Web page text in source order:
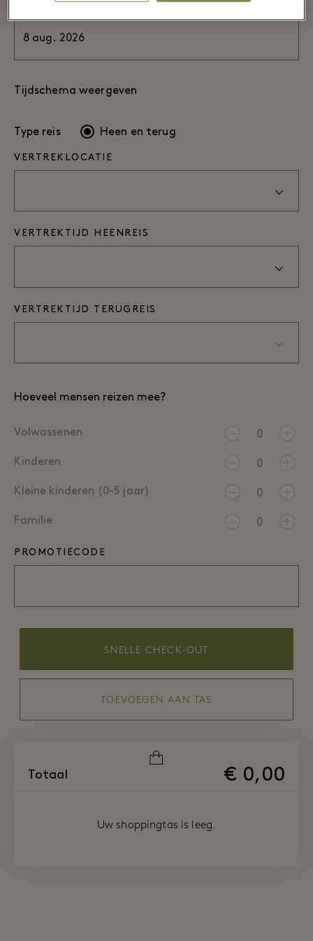
Tijdschema weergeven
Type reis Heen en terug
VERTREKLOCATIE
VERTREKTIJD HEENREIS
VERTREKTIJD TERUGREIS
Hoeveel mensen reizen mee?
Volwassenen 0
Kinderen 0
Kleine kinderen (0-5 jaar) 0
Familie 0
PROMOTIECODE
TOEVOEGEN AAN TAS
SNELLE CHECK-OUT
Totaal € 0,00
Uw shoppingtas is leeg.